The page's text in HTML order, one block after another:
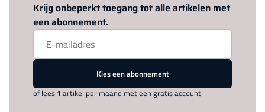
Krijg onbeperkt toegang tot alle artikelen met
een abonnement.
Kies een abonnement
of lees 1 artikel per maand met een gratis account.